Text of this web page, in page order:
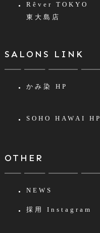
Rêver TOKYO
東大島店
SALONS LINK
かみ染 HP
SOHO HAWAI HP
OTHER
NEWS
採用 Instagram